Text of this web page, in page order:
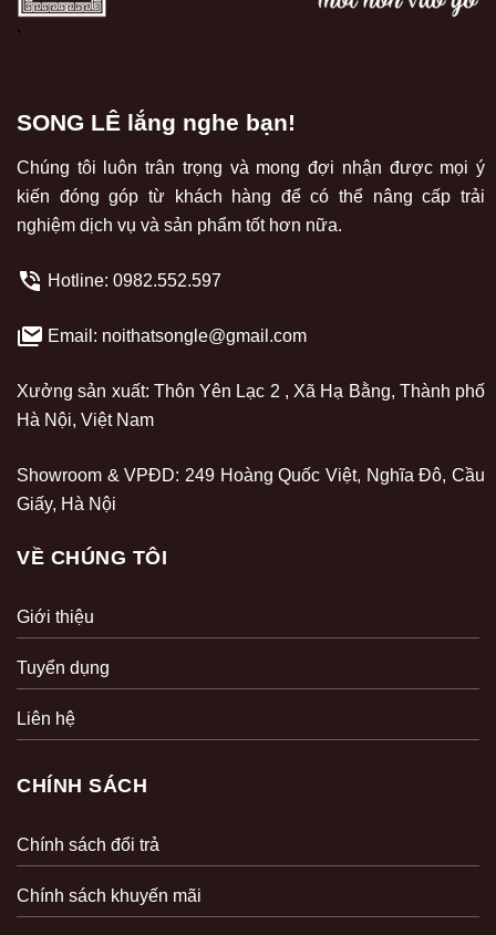
`
SONG LÊ lắng nghe bạn!
Chúng tôi luôn trân trọng và mong đợi nhận được mọi ý
kiến đóng góp từ khách hàng để có thể nâng cấp trải
nghiệm dịch vụ và sản phẩm tốt hơn nữa.
Hotline: 0982.552.597
Email: noithatsongle@gmail.com
Xưởng sản xuất: Thôn Yên Lạc 2 , Xã Hạ Bằng, Thành phố
Hà Nội, Việt Nam
Showroom & VPĐD: 249 Hoàng Quốc Việt, Nghĩa Đô, Cầu
Giấy, Hà Nội
VỀ CHÚNG TÔI
Giới thiệu
Tuyển dụng
Liên hệ
CHÍNH SÁCH
Chính sách đổi trả
Chính sách khuyến mãi